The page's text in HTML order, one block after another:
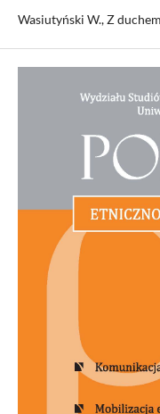
Wasiutyński W., Z